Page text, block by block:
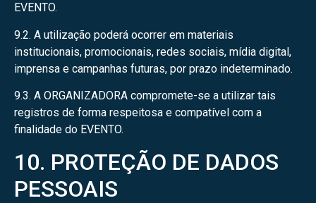
EVENTO.
9.2. A utilização poderá ocorrer em materiais
institucionais, promocionais, redes sociais, mídia digital,
imprensa e campanhas futuras, por prazo indeterminado.
9.3. A ORGANIZADORA compromete-se a utilizar tais
registros de forma respeitosa e compatível com a
finalidade do EVENTO.
10. PROTEÇÃO DE DADOS
PESSOAIS